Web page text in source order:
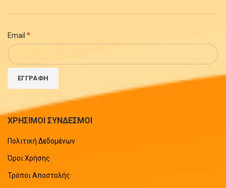
Email *
ΧΡΗΣΙΜΟΙ ΣΥΝΔΕΣΜΟΙ
Πολιτική Δεδομένων
Όροι Χρήσης
Τρόποι Αποστολής